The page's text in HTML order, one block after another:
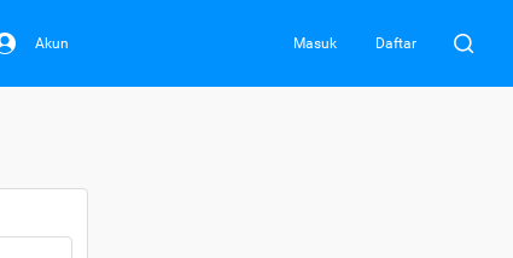
Akun Masuk Daftar